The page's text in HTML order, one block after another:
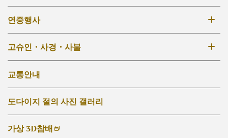
12-14세기
17-18세기
19세기 –
입장료・참배시간
경내 지도
다이부쓰덴
호케도
그 외의 법당
연중행사
연중행사
고슈인・사경・사불
고슈인
사경・사불
[KO]外部リンク他
교통안내
도다이지 절의 사진 갤러리
가상 3D참배